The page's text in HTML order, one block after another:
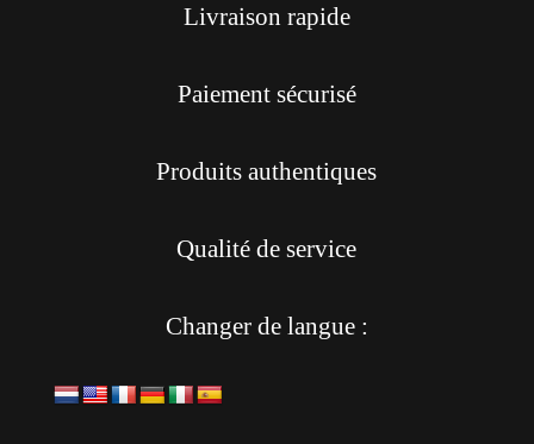
Livraison rapide
Paiement sécurisé
Produits authentiques
Qualité de service
Changer de langue :